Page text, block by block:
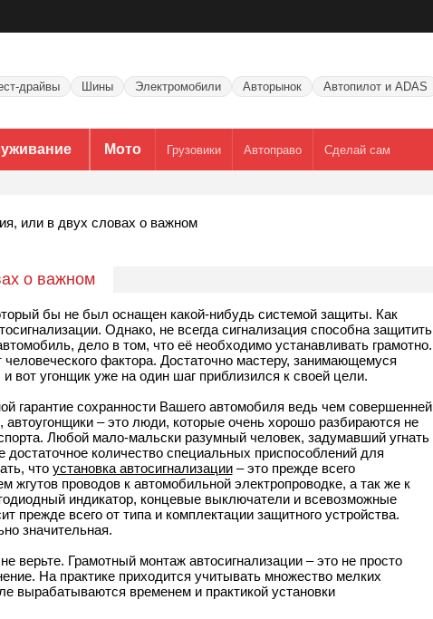
драйвы Шины Электромобили Авторынок Автопилот и ADAS
Мото Грузовики Автоправо Сделай сам
или в двух словах о важном
о важном
бы не был оснащен какой-нибудь системой защиты. Как
Однако, не всегда сигнализация способна защитить
дело в том, что её необходимо устанавливать грамотно.
фактора. Достаточно мастеру, занимающемуся
вот угонщик уже на один шаг приблизился к своей цели.
гарантие сохранности Вашего автомобиля ведь чем совершенней
– это люди, которые очень хорошо разбираются не
Любой мало-мальски разумный человек, задумавший угнать
количество специальных приспособлений для
что установка автосигнализации– это прежде всего
проводов к автомобильной электропроводке, а так же к
индикатор, концевые выключатели и всевозможные
прежде всего от типа и комплектации защитного устройства.
значительная.
верьте. Грамотный монтаж автосигнализации – это не просто
На практике приходится учитывать множество мелких
вырабатываются временем и практикой установки